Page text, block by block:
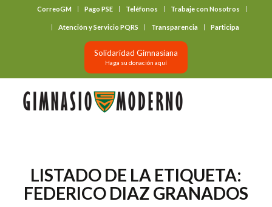
CorreoGM Pago PSE Teléfonos Trabaje con Nosotros
Atención y Servicio PQRS Transparencia Participa
Solidaridad Gimnasiana
Haga su donación aquí
LISTADO DE LA ETIQUETA:
FEDERICO DIAZ GRANADOS